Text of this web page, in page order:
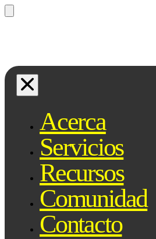
Acerca
Servicios
Recursos
Comunidad
Contacto